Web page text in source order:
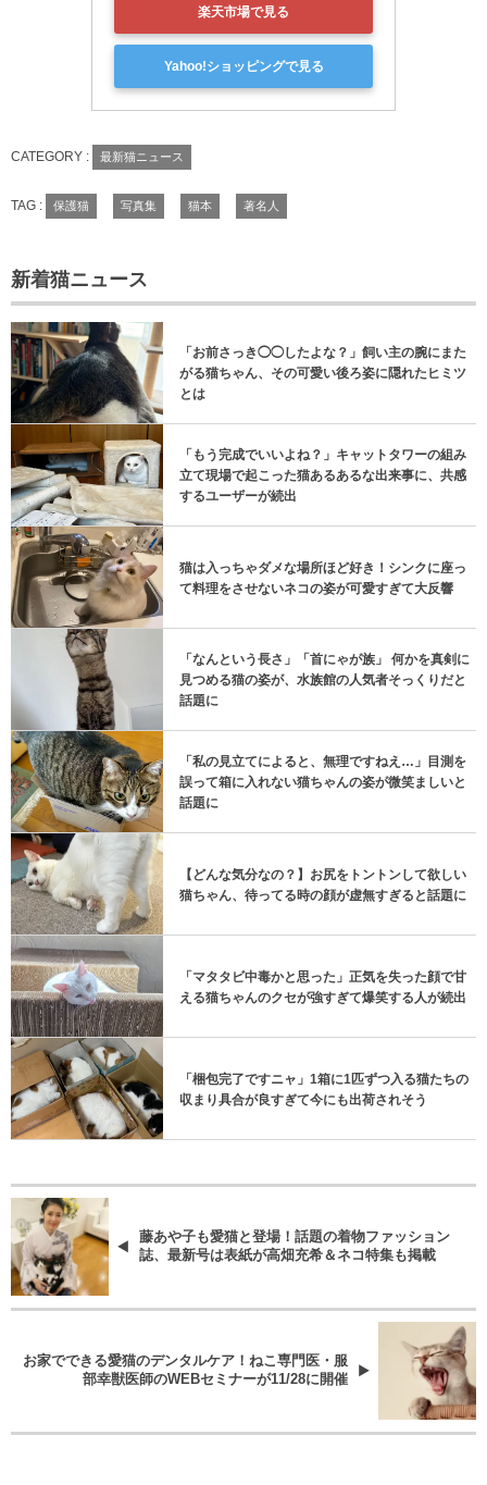
楽天市場で見る
Yahoo!ショッピングで見る
CATEGORY : 最新猫ニュース
TAG : 保護猫 写真集 猫本 著名人
新着猫ニュース
「お前さっき◯◯したよな？」飼い主の腕にまた
がる猫ちゃん、その可愛い後ろ姿に隠れたヒミツ
とは
「もう完成でいいよね？」キャットタワーの組み
立て現場で起こった猫あるあるな出来事に、共感
するユーザーが続出
猫は入っちゃダメな場所ほど好き！シンクに座っ
て料理をさせないネコの姿が可愛すぎて大反響
「なんという長さ」「首にゃが族」 何かを真剣に
見つめる猫の姿が、水族館の人気者そっくりだと
話題に
「私の見立てによると、無理ですねえ…」目測を
誤って箱に入れない猫ちゃんの姿が微笑ましいと
話題に
【どんな気分なの？】お尻をトントンして欲しい
猫ちゃん、待ってる時の顔が虚無すぎると話題に
「マタタビ中毒かと思った」正気を失った顔で甘
える猫ちゃんのクセが強すぎて爆笑する人が続出
「梱包完了ですニャ」1箱に1匹ずつ入る猫たちの
収まり具合が良すぎて今にも出荷されそう
藤あや子も愛猫と登場！話題の着物ファッション
誌、最新号は表紙が高畑充希＆ネコ特集も掲載
お家でできる愛猫のデンタルケア！ねこ専門医・服
部幸獣医師のWEBセミナーが11/28に開催